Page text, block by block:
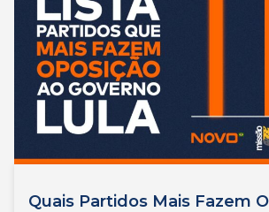
Quais Partidos Mais Fazem